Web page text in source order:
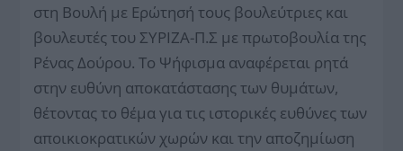
στη Βουλή με Ερώτησή τους βουλεύτριες και
βουλευτές του ΣΥΡΙΖΑ-Π.Σ με πρωτοβουλία της
Ρένας Δούρου. Το Ψήφισμα αναφέρεται ρητά
στην ευθύνη αποκατάστασης των θυμάτων,
θέτοντας το θέμα για τις ιστορικές ευθύνες των
αποικιοκρατικών χωρών και την αποζημίωση